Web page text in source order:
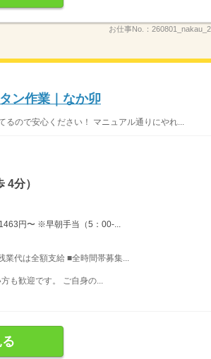
お仕事No.：
ン作業｜なか卯
ので安心ください！ マニュアル通りにやれ...
4分）
円〜 ※早朝手当（5：00-...
代は全額支給 ■全時間帯募集...
も歓迎です。 ご自身の...